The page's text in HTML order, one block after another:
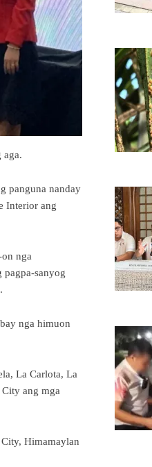
aga.
panguna nanday
Interior ang
nga
pagpa-sanyog
nga himuon
La Carlota, La
ang mga
Himamaylan